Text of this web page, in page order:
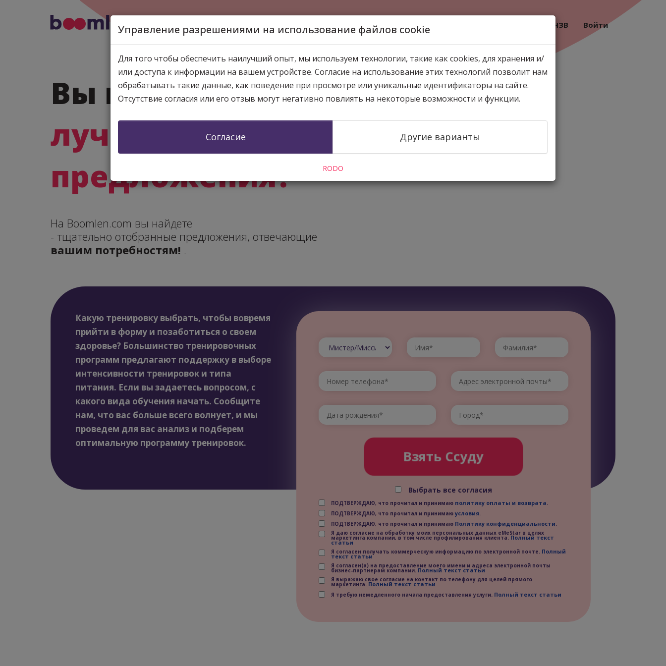
Управление разрешениями на использование файлов cookie
Для того чтобы обеспечить наилучший опыт, мы используем технологии, такие как cookies, для хранения и/
или доступа к информации на вашем устройстве. Согласие на использование этих технологий позволит нам
обрабатывать такие данные, как поведение при просмотре или уникальные идентификаторы на сайте.
Отсутствие согласия или его отзыв могут негативно повлиять на некоторые возможности и функции.
Согласие Другие варианты
RODO
ЧЗВ Войти
Вы ищете
лучшие
предложения?
На Boomlen.com вы найдете
- тщательно отобранные предложения, отвечающие
вашим потребностям! .
Какую тренировку выбрать, чтобы вовремя
прийти в форму и позаботиться о своем
здоровье? Большинство тренировочных
программ предлагают поддержку в выборе
интенсивности тренировок и типа
питания. Если вы задаетесь вопросом, с
какого вида обучения начать. Сообщите
нам, что вас больше всего волнует, и мы
проведем для вас анализ и подберем
оптимальную программу тренировок.
Взять Ссуду
Выбрать все согласия
ПОДТВЕРЖДАЮ, что прочитал и принимаю политику оплаты и возврата.
ПОДТВЕРЖДАЮ, что прочитал и принимаю условия.
ПОДТВЕРЖДАЮ, что прочитал и принимаю Политику конфиденциальности.
Я даю согласие на обработку моих персональных данных eMeStar в целях
маркетинга компании, в том числе профилирования клиента. Полный текст
статьи
Я согласен получать коммерческую информацию по электронной почте. Полный
текст статьи
Я согласен(а) на предоставление моего имени и адреса электронной почты
бизнес-партнерам компании. Полный текст статьи
Я выражаю свое согласие на контакт по телефону для целей прямого
маркетинга. Полный текст статьи
Я требую немедленного начала предоставления услуги. Полный текст статьи